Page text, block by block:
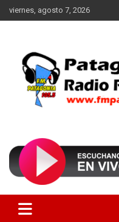
Saltar
al
viernes, agosto 7, 2026
FM